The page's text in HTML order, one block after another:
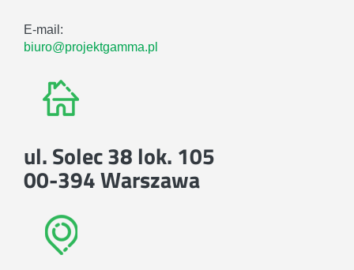
E-mail:
biuro@projektgamma.pl
ul. Solec 38 lok. 105
00-394 Warszawa